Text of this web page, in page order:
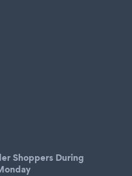
Shoppers During